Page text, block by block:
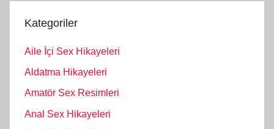
Kategoriler
Aile İçi Sex Hikayeleri
Aldatma Hikayeleri
Amatör Sex Resimleri
Anal Sex Hikayeleri